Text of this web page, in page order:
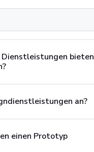
bieten
an?
einen Prototyp